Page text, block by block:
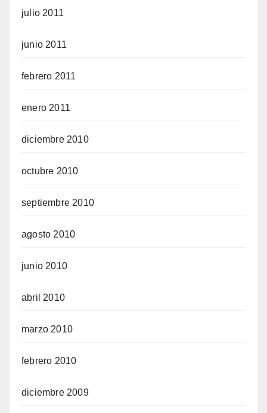
julio 2011
junio 2011
febrero 2011
enero 2011
diciembre 2010
octubre 2010
septiembre 2010
agosto 2010
junio 2010
abril 2010
marzo 2010
febrero 2010
diciembre 2009